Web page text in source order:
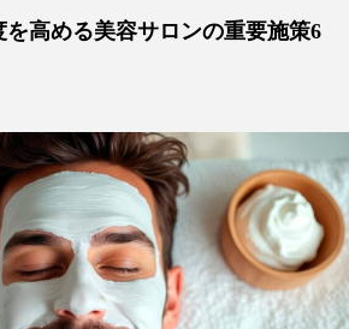
医療｜AI
れから
BUSINESS
GWI調査から読み解く2030年の
都市型スパ――身近なウェルネ
の次世代モデル
2026.08.06
高める美容サロンの重要施策6